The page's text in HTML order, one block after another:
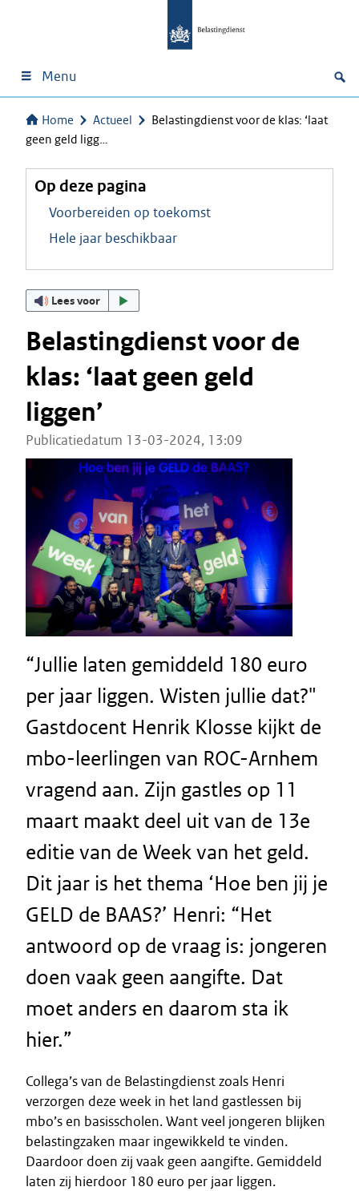
Menu
Home Actueel
Belastingdienst voor de klas: ‘laat
geen geld ligg…
Op deze pagina
Voorbereiden op toekomst
Hele jaar beschikbaar
Lees voor
Belastingdienst voor de
klas: ‘laat geen geld
liggen’
Publicatiedatum 13-03-2024, 13:09
“Jullie laten gemiddeld 180 euro
per jaar liggen. Wisten jullie dat?"
Gastdocent Henrik Klosse kijkt de
mbo-leerlingen van ROC-Arnhem
vragend aan. Zijn gastles op 11
maart maakt deel uit van de 13e
editie van de Week van het geld.
Dit jaar is het thema ‘Hoe ben jij je
GELD de BAAS?’ Henri: “Het
antwoord op de vraag is: jongeren
doen vaak geen aangifte. Dat
moet anders en daarom sta ik
hier.”
Collega’s van de Belastingdienst zoals Henri
verzorgen deze week in het land gastlessen bij
mbo’s en basisscholen. Want veel jongeren blijken
belastingzaken maar ingewikkeld te vinden.
Daardoor doen zij vaak geen aangifte. Gemiddeld
laten zij hierdoor 180 euro per jaar liggen.